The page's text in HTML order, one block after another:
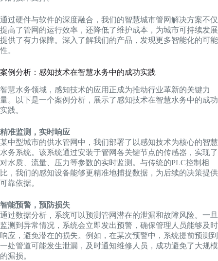
通过硬件与软件的深度融合，我们的智慧城市管网解决方案不仅
提高了管网的运行效率，还降低了维护成本，为城市可持续发展
提供了有力保障。深入了解我们的产品，发现更多智能化的可能
性。
案例分析：感知技术在智慧水务中的成功实践
智慧水务领域，感知技术的应用正成为推动行业革新的关键力
量。以下是一个案例分析，展示了感知技术在智慧水务中的成功
实践。
精准监测，实时响应
某中型城市的供水管网中，我们部署了以感知技术为核心的智慧
水务系统。该系统通过安装于管网各关键节点的传感器，实现了
对水质、流量、压力等参数的实时监测。与传统的PLC控制相
比，我们的感知设备能够更精准地捕捉数据，为后续的决策提供
可靠依据。
智能预警，预防损失
通过数据分析，系统可以预测管网潜在的泄漏和故障风险。一旦
监测到异常情况，系统会立即发出预警，确保管理人员能够及时
响应，避免潜在的损失。例如，在某次预警中，系统提前预测到
一处管道可能发生泄漏，及时通知维修人员，成功避免了大规模
的漏损。